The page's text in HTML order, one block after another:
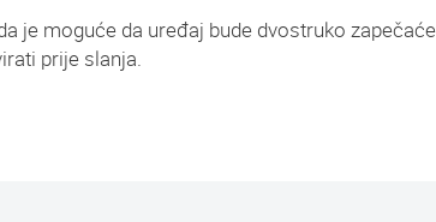
je moguće da uređaj bude dvostruko
prije slanja.